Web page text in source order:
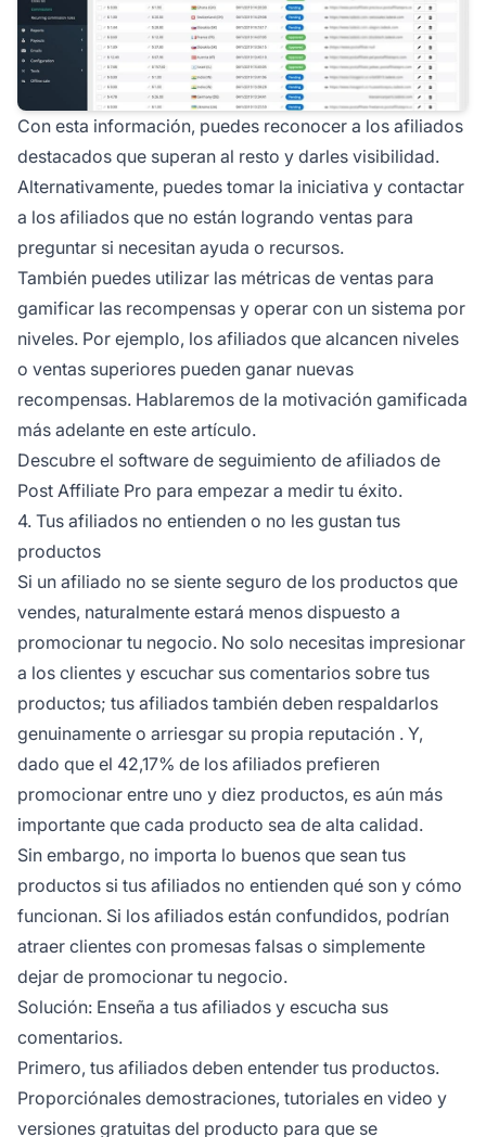
Con esta información, puedes reconocer a los afiliados
destacados que superan al resto y darles visibilidad.
Alternativamente, puedes tomar la iniciativa y contactar
a los afiliados que no están logrando ventas para
preguntar si necesitan ayuda o recursos.
También puedes utilizar las métricas de ventas para
gamificar las recompensas y operar con un sistema por
niveles. Por ejemplo, los afiliados que alcancen niveles
o ventas superiores pueden ganar nuevas
recompensas. Hablaremos de la motivación gamificada
más adelante en este artículo.
Descubre el software de seguimiento de afiliados de
Post Affiliate Pro para empezar a medir tu éxito.
4. Tus afiliados no entienden o no les gustan tus
productos
Si un afiliado no se siente seguro de los productos que
vendes, naturalmente estará menos dispuesto a
promocionar tu negocio. No solo necesitas impresionar
a los clientes y escuchar sus comentarios sobre tus
productos; tus afiliados también deben respaldarlos
genuinamente o arriesgar su propia reputación . Y,
dado que el 42,17% de los afiliados prefieren
promocionar entre uno y diez productos, es aún más
importante que cada producto sea de alta calidad.
Sin embargo, no importa lo buenos que sean tus
productos si tus afiliados no entienden qué son y cómo
funcionan. Si los afiliados están confundidos, podrían
atraer clientes con promesas falsas o simplemente
dejar de promocionar tu negocio.
Solución: Enseña a tus afiliados y escucha sus
comentarios.
Primero, tus afiliados deben entender tus productos.
Proporciónales demostraciones, tutoriales en video y
versiones gratuitas del producto para que se